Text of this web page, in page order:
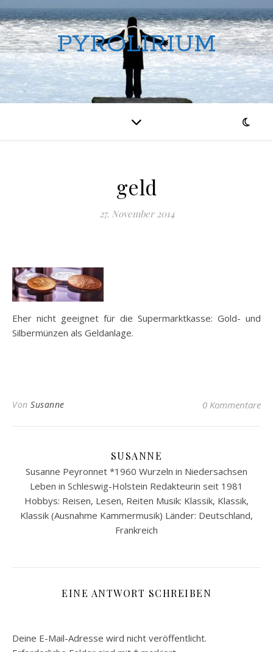
PYROLIRIUM
geld
27. November 2014
Eher nicht geeignet für die Supermarktkasse: Gold- und
Silbermünzen als Geldanlage.
Von Susanne 0 Kommentare
SUSANNE
Susanne Peyronnet *1960 Wurzeln in Niedersachsen
Leben in Schleswig-Holstein Redakteurin seit 1981
Hobbys: Reisen, Lesen, Reiten Musik: Klassik, Klassik,
Klassik (Ausnahme Kammermusik) Länder: Deutschland,
Frankreich
EINE ANTWORT SCHREIBEN
Deine E-Mail-Adresse wird nicht veröffentlicht.